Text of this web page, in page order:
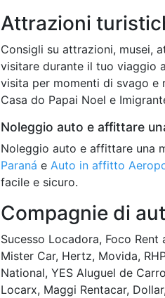
Attrazioni
Consigli su attrazioni, musei,
visitare durante il tuo viaggio
visita per momenti di svago e
Casa do Papai Noel e
Noleggio auto e affittare
Noleggio auto e affittare una
Paraná e Auto in affitto
facile e sicuro.
Compagnie di
Sucesso Locadora, Foco
Mister Car, Hertz, Movida,
National, YES Aluguel de
Locarx, Maggi Rentacar,